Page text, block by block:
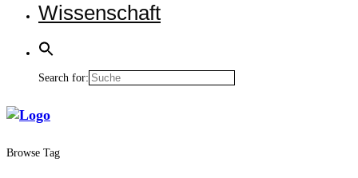
Wis­sen­schaft
Search for:
Browse Tag